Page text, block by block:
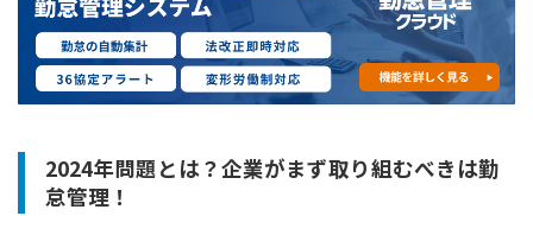
2024年問題とは？企業がまず取り組むべきは勤
怠管理！